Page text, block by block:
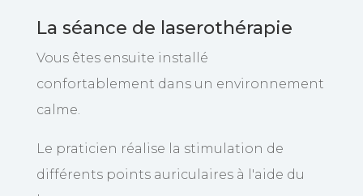
La séance de laserothérapie
Vous êtes ensuite installé
confortablement dans un environnement
calme.
Le praticien réalise la stimulation de
différents points auriculaires à l'aide du